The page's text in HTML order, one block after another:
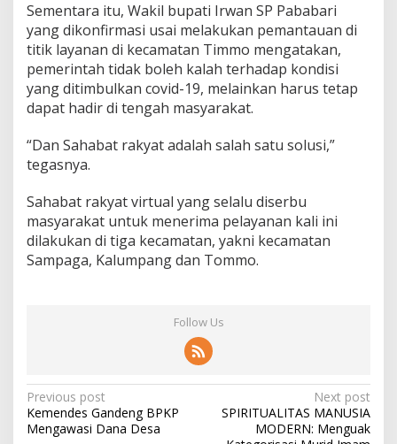
Sementara itu, Wakil bupati Irwan SP Pababari
yang dikonfirmasi usai melakukan pemantauan di
titik layanan di kecamatan Timmo mengatakan,
pemerintah tidak boleh kalah terhadap kondisi
yang ditimbulkan covid-19, melainkan harus tetap
dapat hadir di tengah masyarakat.
“Dan Sahabat rakyat adalah salah satu solusi,”
tegasnya.
Sahabat rakyat virtual yang selalu diserbu
masyarakat untuk menerima pelayanan kali ini
dilakukan di tiga kecamatan, yakni kecamatan
Sampaga, Kalumpang dan Tommo.
Follow Us
P
o
Previous post
Kemendes Gandeng BPKP
Mengawasi Dana Desa
Next post
SPIRITUALITAS MANUSIA
MODERN: Menguak